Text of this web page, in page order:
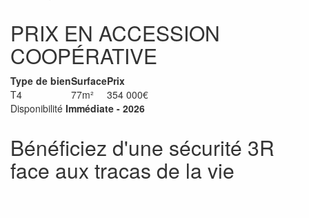
PRIX EN ACCESSION
COOPÉRATIVE
Type de bienSurfacePrix
T4
77m²
354 000€
Disponibilité Immédiate - 2026
Bénéficiez d'une sécurité 3R
face aux tracas de la vie